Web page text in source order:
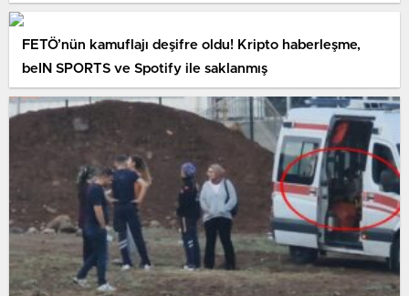
FETÖ’nün kamuflajı deşifre oldu! Kripto haberleşme,
beIN SPORTS ve Spotify ile saklanmış